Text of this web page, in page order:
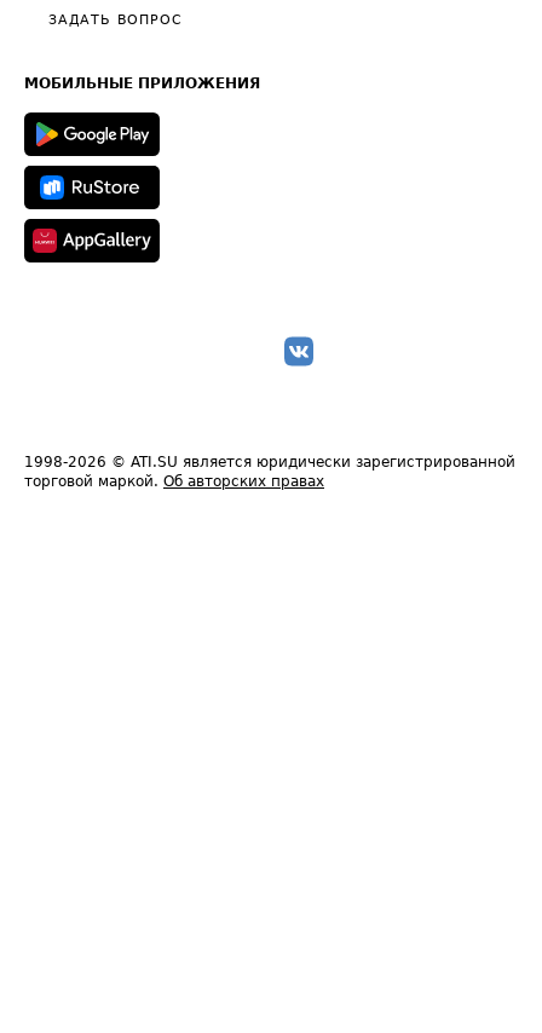
Общие положения
Полезное по перевозкам
Техническая информация
ЗАДАТЬ ВОПРОС
МОБИЛЬНЫЕ ПРИЛОЖЕНИЯ
1998-2026 © ATI.SU является юридически зарегистрированной
торговой маркой. Об авторских правах